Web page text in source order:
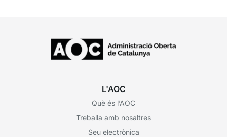
L'AOC
Què és l’AOC
Treballa amb nosaltres
Seu electrònica